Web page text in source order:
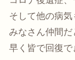
そして他の病気
みなさん仲間だ
早く皆で回復で